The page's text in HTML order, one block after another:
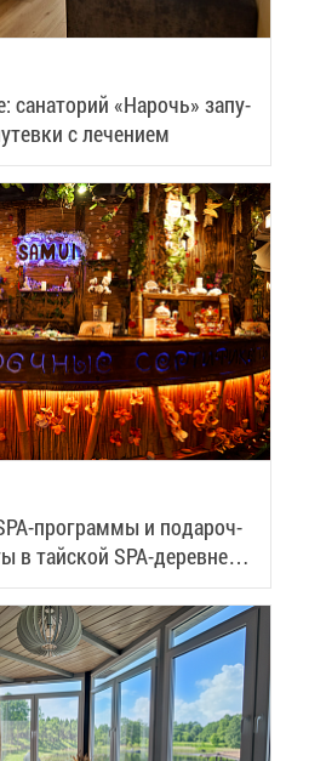
са­на­то­рий «На­рочь» за­пу­
с ле­че­ни­ем
про­грам­мы и по­да­роч­
в тай­ской SPA-де­ревне